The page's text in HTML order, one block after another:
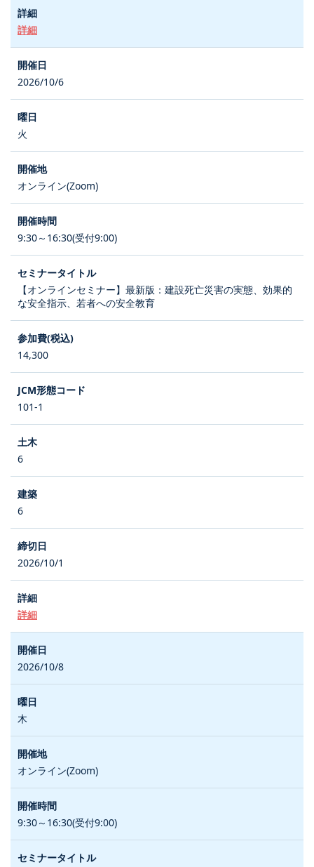
詳細
2026/10/6
火
オンライン(Zoom)
9:30～16:30(受付9:00)
【オンラインセミナー】最新版：建設死亡災害の実態、効果的
な安全指示、若者への安全教育
14,300
101-1
6
6
2026/10/1
詳細
2026/10/8
木
オンライン(Zoom)
9:30～16:30(受付9:00)